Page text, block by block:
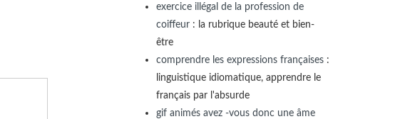
exercice illégal de la profession de
coiffeur : la rubrique beauté et bien-
être
comprendre les expressions françaises :
linguistique idiomatique, apprendre le
français par l'absurde
gif animés avez -vous donc une âme